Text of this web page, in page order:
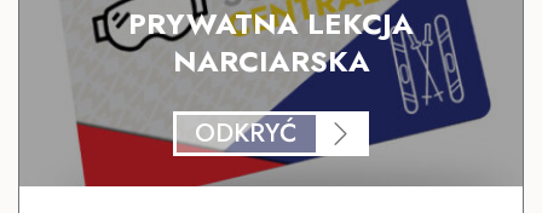
PRYWATNA LEKCJA
NARCIARSKA
ODKRYĆ